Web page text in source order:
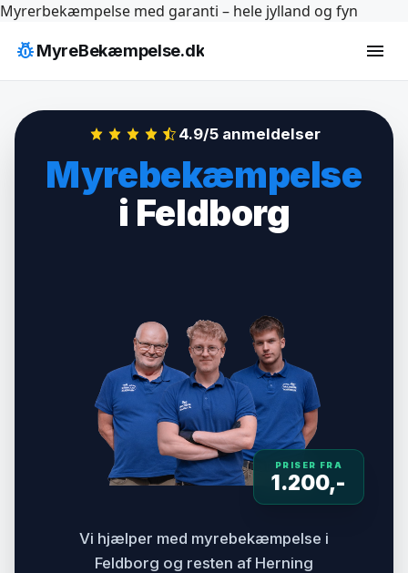
Hop
indhold
Myrerbekæmpelse med garanti – hele jylland og fyn
pest_controlMyreBekæmpelse.dk menu
4.9/5 anmeldelser
Myrebekæmpelse
i Feldborg
PRISER FRA
1.200,-
Vi hjælper med myrebekæmpelse i
Feldborg og resten af Herning